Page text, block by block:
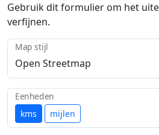
Gebruik dit formulier om het
verfijnen.
Map stijl
kms mijlen
Eenheden